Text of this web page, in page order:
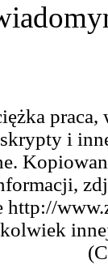
i
http://